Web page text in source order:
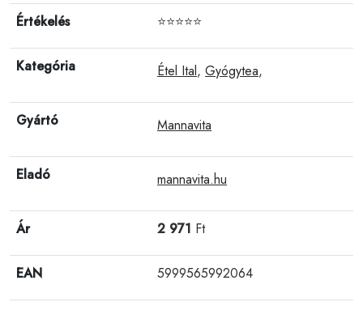
Értékelés ⭐⭐⭐⭐⭐
Kategória Étel Ital, Gyógytea,
Gyártó Mannavita
Eladó mannavita.hu
Ár 2 971 Ft
EAN 5999565992064